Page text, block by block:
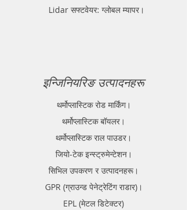
Lidar सफ्टवेयर: ग्लोबल म्यापर।
इन्जिनियरिङ उत्पादनहरू
थर्मोप्लास्टिक रोड मार्किंग।
थर्मोप्लास्टिक बॉयलर।
थर्मोप्लास्टिक राल पाउडर।
जियो-टेक इन्स्ट्रुमेन्टेशन।
सिभिल उपकरण र उत्पादनहरू।
GPR (ग्राउन्ड पेनेट्रेटिंग राडार)।
EPL (मेटल डिटेक्टर)